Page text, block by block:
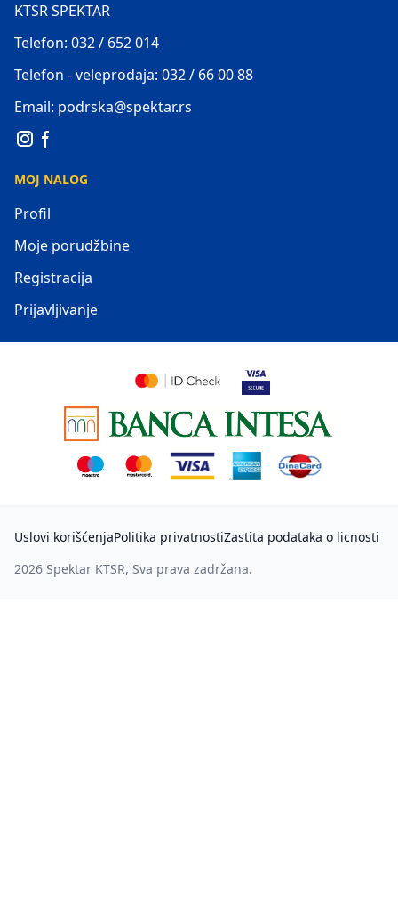
KTSR SPEKTAR
Telefon: 032 / 652 014
Telefon - veleprodaja: 032 / 66 00 88
Email: podrska@spektar.rs
MOJ NALOG
Profil
Moje porudžbine
Registracija
Prijavljivanje
Uslovi korišćenjaPolitika privatnostiZastita podataka o licnosti
2026 Spektar KTSR, Sva prava zadržana.